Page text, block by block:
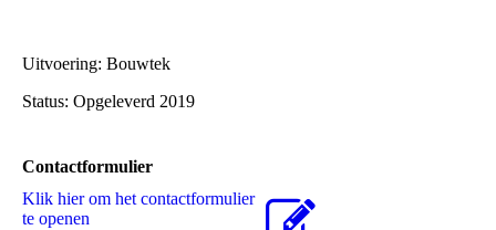
Uitvoering: Bouwtek
Status: Opgeleverd 2019
Contactformulier
Klik hier om het contactformulier
te openen